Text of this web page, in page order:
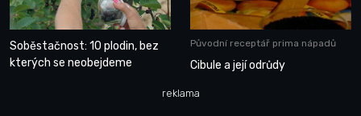
Soběstačnost: 10 plodin, bez
kterých se neobejdeme
Původní receptář prima nápadů
Cibule a její odrůdy
reklama